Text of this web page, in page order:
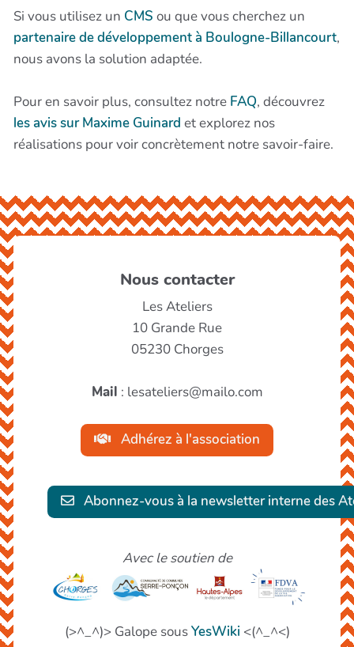
Si vous utilisez un CMS ou que vous cherchez un
partenaire de développement à Boulogne-Billancourt,
nous avons la solution adaptée.
Pour en savoir plus, consultez notre FAQ, découvrez
les avis sur Maxime Guinard et explorez nos
réalisations pour voir concrètement notre savoir-faire.
Nous contacter
Les Ateliers
10 Grande Rue
05230 Chorges
Mail : lesateliers@mailo.com
Adhérez à l'association
Abonnez-vous à la newsletter interne des
Avec le soutien de
(>^_^)> Galope sousYesWiki <(^_^<)